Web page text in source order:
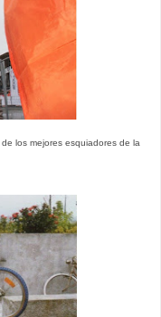
los mejores esquiadores de la